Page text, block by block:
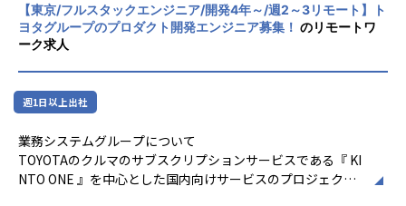
■Micorosoft Dynamicsソリューション
Dynamics 365、Power Platformの各製品の導入・構築支援
産性向上やコスト削減を推進して、人材、データ、プロセス
を組織全体で一元化してハイパーコネクテッド ビジネスの構
築実現を支援します。
※モデル年収：25歳・開発エンジニア職・経験3年 420万
円、42歳・業務系エンジニア職・経験16年 1069万円
（昇給：6月／賞与：7月・12月／残業代別途支給）
参考記事
▼ハコベル テックブログ
https://zenn.dev/p/hacobell_dev
▼エンジニアメンバーの社員インタビュー記事はこちら
https://note.com/hacobell/m/mee1111c9f9cf/hashta
g/8653491
▼NewsPicks「ハコベルに学ぶ、大企業とのシナジーの生み
出し方」
■ポジションの魅力
社会に大きな影響を与える、幅広い物流DXプロダクトに携わ
れる
誰もが必要とする物流の課題解決に取り組み、社会にインパ
クトを与えるプロダクトを開発できます。また、新規事業・
プロダクトの立ち上げ段階の0→1、立ち上げたプロダクトの
ロースをさらに加速させていく10→100など、さまざまなフ
ェーズのプロダクトを持っており、広い範囲で経験を積むチ
ャンスがあります
【東京/フルスタックエンジニア/開発4年～/週2～3リモート】ト
ヨタグループのプロダクト開発エンジニア募集！ のリモートワ
ーク求人
週1日以上出社
業務システムグループについて
TOYOTAのクルマのサブスクリプションサービスである『 KI
NTO ONE 』を中心とした国内向けサービスのプロジェクト